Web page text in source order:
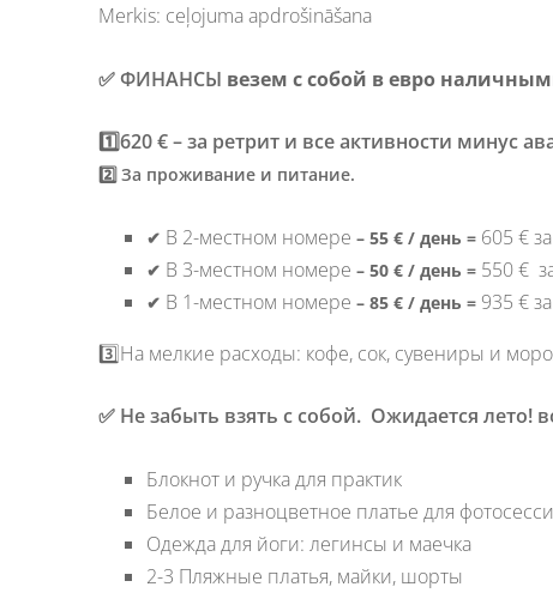
Merkis: ceļojuma apdrošināšana
✅ ФИНАНСЫ везем с собой вевро
1️⃣620 €– за ретрит и все активности минус
2️⃣За проживание и питание.
✔ В 2-местном номере – 55 € / день = 605 €
✔ В 3-местном номере – 50 € / день = 550 €
✔ В 1-местном номере – 85 € / день = 935 €
3️⃣На мелкие расходы: кофе, сок, сувениры и
✅ Не забыть взять с собой. Ожидается лето!
Блокнот и ручка для практик
Белое и разноцветное платье для
Одежда для йоги: легинсы и маечка
2-3 Пляжные платья, майки, шорты